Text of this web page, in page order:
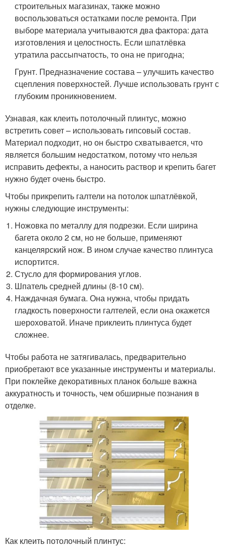
строительных магазинах, также можно
воспользоваться остатками после ремонта. При
выборе материала учитываются два фактора: дата
изготовления и целостность. Если шпатлёвка
утратила рассыпчатость, то она не пригодна;
Грунт. Предназначение состава – улучшить качество
сцепления поверхностей. Лучше использовать грунт с
глубоким проникновением.
Узнавая, как клеить потолочный плинтус, можно
встретить совет – использовать гипсовый состав.
Материал подходит, но он быстро схватывается, что
является большим недостатком, потому что нельзя
исправить дефекты, а наносить раствор и крепить багет
нужно будет очень быстро.
Чтобы прикрепить галтели на потолок шпатлёвкой,
нужны следующие инструменты:
Ножовка по металлу для подрезки. Если ширина
багета около 2 см, но не больше, применяют
канцелярский нож. В ином случае качество плинтуса
испортится.
Стусло для формирования углов.
Шпатель средней длины (8-10 см).
Наждачная бумага. Она нужна, чтобы придать
гладкость поверхности галтелей, если она окажется
шероховатой. Иначе приклеить плинтуса будет
сложнее.
Чтобы работа не затягивалась, предварительно
приобретают все указанные инструменты и материалы.
При поклейке декоративных планок больше важна
аккуратность и точность, чем обширные познания в
отделке.
Как клеить потолочный плинтус: